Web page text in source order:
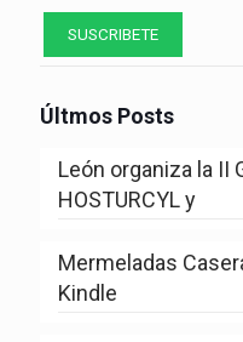
Últmos Posts
León organiza la II
HOSTURCYL y
Mermeladas
Kindle